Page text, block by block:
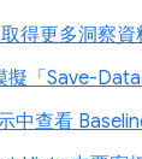
得更多洞察資
擬「Save-
中查看